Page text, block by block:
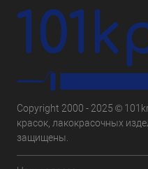
Copyright 2000 - 2025 ©
красок, лакокрасочных
защищены.